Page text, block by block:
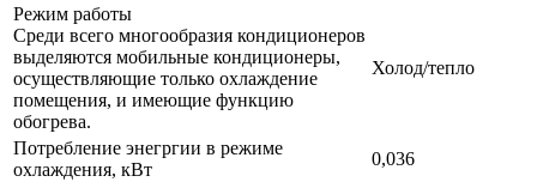
Режим работы
Среди всего многообразия кондиционеров
выделяются мобильные кондиционеры,
осуществляющие только охлаждение
помещения, и имеющие функцию
обогрева.
Холод/тепло
Потребление энегргии в режиме
охлаждения, кВт
0,036